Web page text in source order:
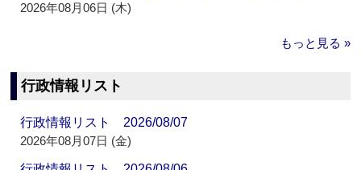
2026年08月06日 (木)
もっと見る »
行政情報リスト
行政情報リスト 2026/08/07
2026年08月07日 (金)